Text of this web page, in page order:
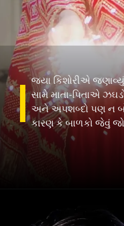
જયા કિશોરીએ
સામે માતા-પિતાએ
અને અપશબ્દો પણ ન